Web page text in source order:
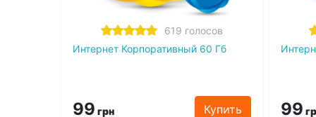
619 голосов
Интернет Корпоративный 60 Гб
99 грн Купить 99